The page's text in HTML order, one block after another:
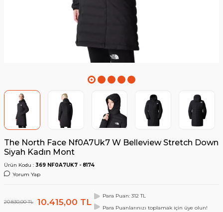
The North Face Nf0A7Uk7 W Belleview Stretch Down
Siyah Kadın Mont
Ürün Kodu : 369 NF0A7UK7 - 8174
Yorum Yap
20.830,00TL 10.415,00 TL
Para Puan: 312 TL
Para Puanlarınızı toplamak için üye olun!